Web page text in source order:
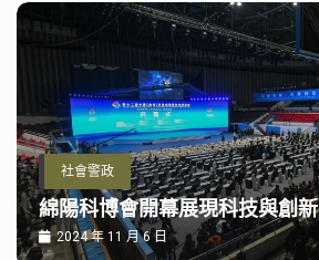
社會警政
綿陽科博會開幕展現科技與創新
2024 年 11 月 6 日